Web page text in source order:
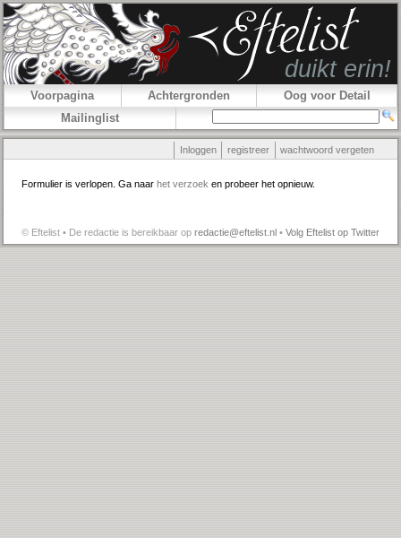
Voorpagina Achtergronden
Oog voor Detail
Mailinglist
Inloggen registreer wachtwoord vergeten
Formulier is verlopen. Ga naar het verzoek en probeer het opnieuw.
© Eftelist • De redactie is bereikbaar op redactie@eftelist.nl • Volg Eftelist op Twitter